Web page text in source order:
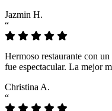
Jazmin H.
“
Hermoso restaurante con
fue espectacular. La mejor
Christina A.
“